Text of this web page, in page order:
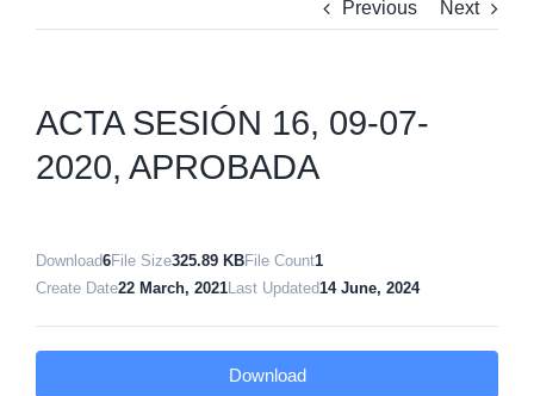
Previous Next
ACTA SESIÓN 16, 09-07-
2020, APROBADA
Download6File Size325.89 KBFile Count1
Create Date22 March, 2021 Last Updated 14 June, 2024
Download